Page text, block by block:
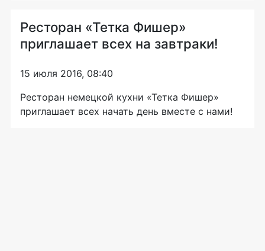
Ресторан «Тетка Фишер»
приглашает всех на завтраки!
15 июля 2016, 08:40
Ресторан немецкой кухни «Тетка Фишер»
приглашает всех начать день вместе с нами!